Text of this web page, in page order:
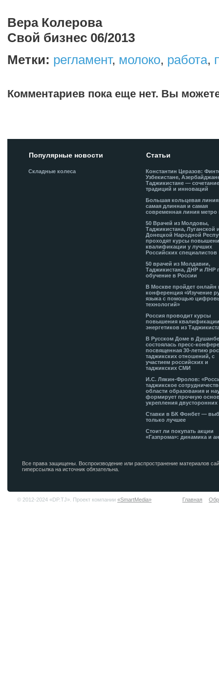
Вера Колерова
Свой бизнес 06/2013
Метки: регламент, молоко, работа,
Комментариев пока еще нет. Вы
Популярные новости
Складные колеса
Статьи
Константин Церазов:
Узбекистане,
Таджикистане —
традиций и инноваций
Большая кольцевая
самая длинная и самая
современная линия метро
50 Врачей из Молдовы,
Таджикистана, Луганской
Донецкой Народной
проходят курсы
квалификации у лучших
Российских специалистов
50 врачей из Молдавии,
Таджикистана, ДНР и ЛНР
обучение в России
В Москве пройдет онлайн
конференция «Изучение
языка с помощью
технологий»
Россия проводит курсы
повышения
энергетиков из
В Русском Доме в
состоялась пресс-
посвященная 30-летию
таджикских отношений, с
участием российских и
таджикских СМИ
И.С. Лякин-Фролов:
таджикское
области образования и
формирует прочную
укрепления двусторонних
Ставки в БК Фонбет —
только лучшее
Стоит ли покупать акции
«Газпрома»: динамика и
Все права защищены. Воспроизводение или распространение материалов
гиперссылка на источник обязательна.
© 2012-2024 «DP.TJ». Проект компании «SmartMedia» Главная